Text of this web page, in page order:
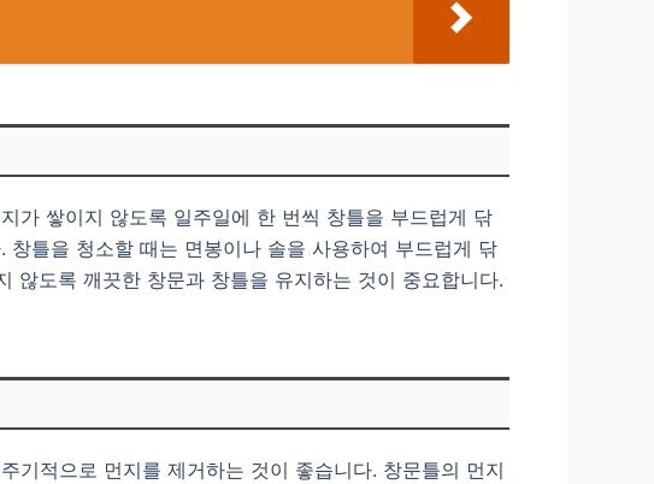
가 쌓이지 않도록 일주일에 한 번씩 창틀을 부드럽게 닦
틀을 청소할 때는 면봉이나 솔을 사용하여 부드럽게 닦
않도록 깨끗한 창문과 창틀을 유지하는 것이 중요합니다.
기적으로 먼지를 제거하는 것이 좋습니다. 창문틀의 먼지